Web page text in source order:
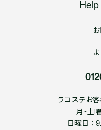
ラコステお
月~土
日曜日：